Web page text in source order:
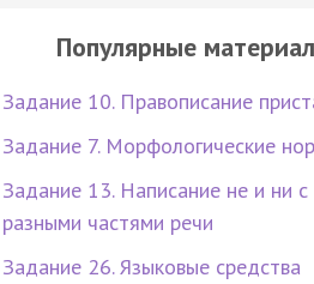
Популярные
Задание 10. Правописание
Задание 7. Морфологические
Задание 13. Написание не и ни с
разными частями речи
Задание 26. Языковые средства